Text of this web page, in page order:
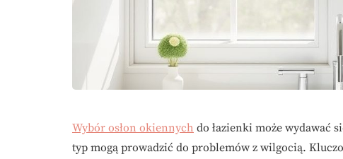
Wybór osłon okiennych do łazienki może wydawać
typ mogą prowadzić do problemów z wilgocią.